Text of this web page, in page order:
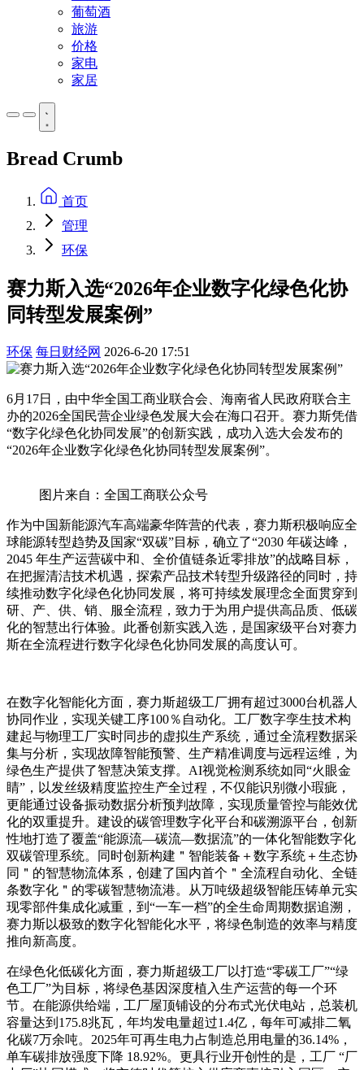
葡萄酒
旅游
价格
家电
家居
Bread Crumb
首页
管理
环保
赛力斯入选“2026年企业数字化绿色化协
同转型发展案例”
环保 每日财经网 2026-6-20 17:51
6月17日，由中华全国工商业联合会、海南省人民政府联合主
办的2026全国民营企业绿色发展大会在海口召开。赛力斯凭借
“数字化绿色化协同发展”的创新实践，成功入选大会发布的
“2026年企业数字化绿色化协同转型发展案例”。
图片来自：全国工商联公众号
作为中国新能源汽车高端豪华阵营的代表，赛力斯积极响应全
球能源转型趋势及国家“双碳”目标，确立了“2030 年碳达峰，
2045 年生产运营碳中和、全价值链条近零排放”的战略目标，
在把握清洁技术机遇，探索产品技术转型升级路径的同时，持
续推动数字化绿色化协同发展，将可持续发展理念全面贯穿到
研、产、供、销、服全流程，致力于为用户提供高品质、低碳
化的智慧出行体验。此番创新实践入选，是国家级平台对赛力
斯在全流程进行数字化绿色化协同发展的高度认可。
在数字化智能化方面，赛力斯超级工厂拥有超过3000台机器人
协同作业，实现关键工序100％自动化。工厂数字孪生技术构
建起与物理工厂实时同步的虚拟生产系统，通过全流程数据采
集与分析，实现故障智能预警、生产精准调度与远程运维，为
绿色生产提供了智慧决策支撑。AI视觉检测系统如同“火眼金
睛”，以发丝级精度监控生产全过程，不仅能识别微小瑕疵，
更能通过设备振动数据分析预判故障，实现质量管控与能效优
化的双重提升。建设的碳管理数字化平台和碳溯源平台，创新
性地打造了覆盖“能源流—碳流—数据流”的一体化智能数字化
双碳管理系统。同时创新构建＂智能装备＋数字系统＋生态协
同＂的智慧物流体系，创建了国内首个＂全流程自动化、全链
条数字化＂的零碳智慧物流港。从万吨级超级智能压铸单元实
现零部件集成化减重，到“一车一档”的全生命周期数据追溯，
赛力斯以极致的数字化智能化水平，将绿色制造的效率与精度
推向新高度。
在绿色化低碳化方面，赛力斯超级工厂以打造“零碳工厂”“绿
色工厂”为目标，将绿色基因深度植入生产运营的每一个环
节。在能源供给端，工厂屋顶铺设的分布式光伏电站，总装机
容量达到175.8兆瓦，年均发电量超过1.4亿，每年可减排二氧
化碳7万余吨。2025年可再生电力占制造总用电量的36.14%，
单车碳排放强度下降 18.92%。更具行业开创性的是，工厂 “厂